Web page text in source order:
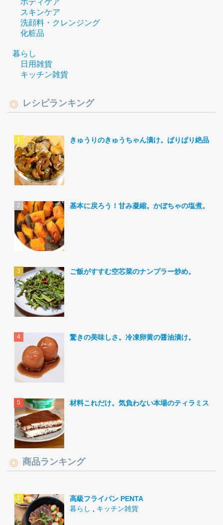
スキンケア
洗顔料・クレンジング
化粧品
暮らし
日用雑貨
キッチン雑貨
レシピランキング
きゅうりのきゅうちゃん漬け。ぱりぱり絶品。
基本に戻ろう！甘み凝縮。かぼちゃの塩煮。
ご飯がすすむ空芯菜のナンプラー炒め。
驚きの美味しさ。冷凍卵黄の醤油漬け。
材料これだけ。気負わない本場のティラミス。
商品ランキング
高級フライパン PENTA
暮らし
キッチン雑貨